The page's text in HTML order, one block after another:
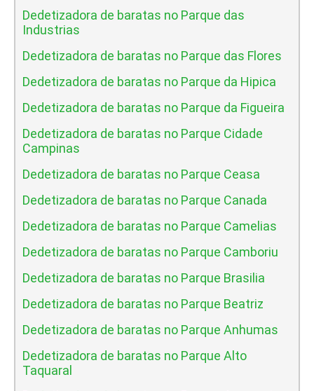
Dedetizadora de baratas no Parque das
Industrias
Dedetizadora de baratas no Parque das Flores
Dedetizadora de baratas no Parque da Hipica
Dedetizadora de baratas no Parque da Figueira
Dedetizadora de baratas no Parque Cidade
Campinas
Dedetizadora de baratas no Parque Ceasa
Dedetizadora de baratas no Parque Canada
Dedetizadora de baratas no Parque Camelias
Dedetizadora de baratas no Parque Camboriu
Dedetizadora de baratas no Parque Brasilia
Dedetizadora de baratas no Parque Beatriz
Dedetizadora de baratas no Parque Anhumas
Dedetizadora de baratas no Parque Alto
Taquaral